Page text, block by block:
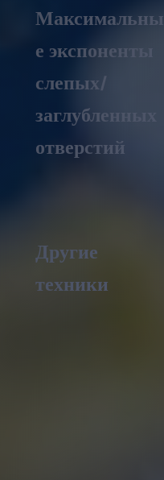
Максимальны
е экспоненты
слепых/
заглубленных
отверстий
Другие
техники